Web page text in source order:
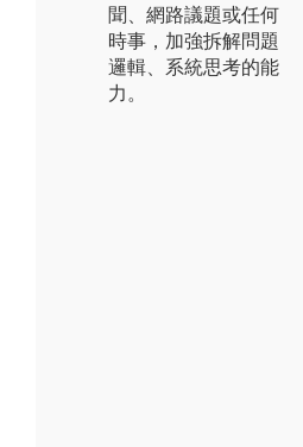
聞、網路議題或任何
時事，加強拆解問題
邏輯、系統思考的能
力。